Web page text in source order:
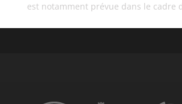
est notamment prévue dans le cadre